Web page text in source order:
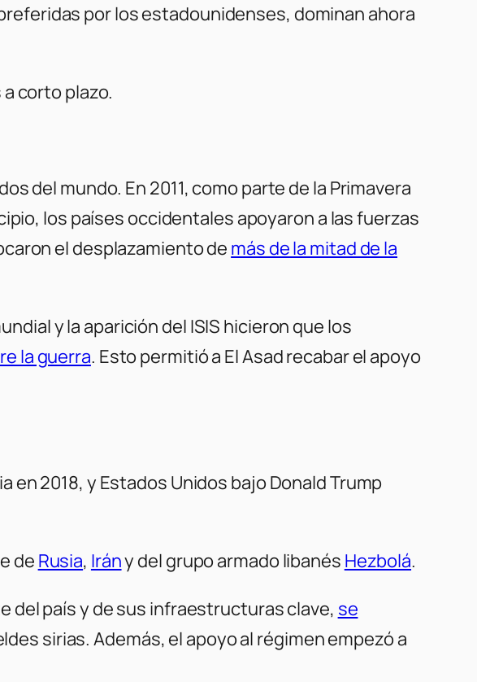
por los estadounidenses, dominan ahora
a corto plazo.
del mundo. En 2011, como parte de la Primavera
los países occidentales apoyaron a las fuerzas
el desplazamiento de más de la mitad de la
y la aparición del ISIS hicieron que los
la guerra. Esto permitió a El Asad recabar el apoyo
en 2018, y Estados Unidos bajo Donald Trump
de Rusia, Irány del grupo armado libanés Hezbolá.
del país y de sus infraestructuras clave, se
sirias. Además, el apoyo al régimen empezó a